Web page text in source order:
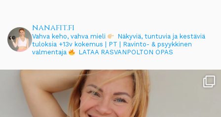
nanafit.fi
Vahva keho, vahva mieli
Näkyviä, tuntuvia ja kestäviä
tuloksia +13v kokemus | PT | Ravinto- & psyykkinen
valmentaja
LATAA RASVANPOLTON OPAS